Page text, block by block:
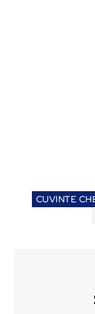
CUVINTE